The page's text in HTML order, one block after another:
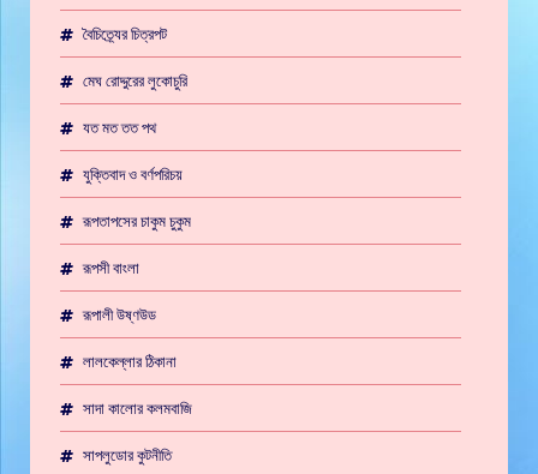
বৈচিত্র্যের চিত্রপট
মেঘ রোদ্দুরের লুকোচুরি
যত মত তত পথ
যুক্তিবাদ ও বর্ণপরিচয়
রূপতাপসের চাকুম চুকুম
রূপসী বাংলা
রূপালী উষ্ণউড
লালকেল্লার ঠিকানা
সাদা কালোর কলমবাজি
সাপলুডোর কুটনীতি